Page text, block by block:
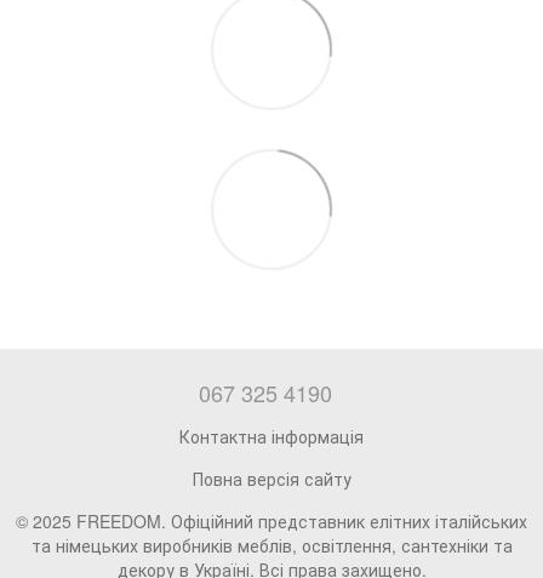
067 325 4190
Контактна інформація
Повна версія сайту
© 2025 FREEDOM. Офіційний представник елітних італійських
та німецьких виробників меблів, освітлення, сантехніки та
декору в Україні. Всі права захищено.